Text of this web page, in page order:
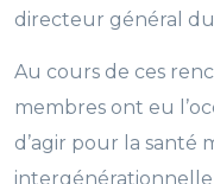
directeur général du
Au cours de ces
membres ont eu
d’agir pour la santé
intergénérationnelle